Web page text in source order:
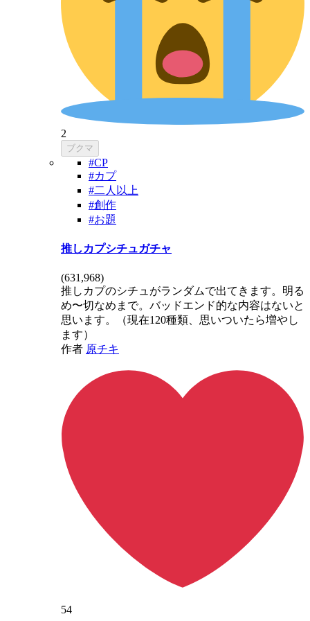
2
ブクマ
#CP
#カプ
#二人以上
#創作
#お題
推しカプシチュガチャ
(631,968)
推しカプのシチュがランダムで出てきます。明る
め〜切なめまで。バッドエンド的な内容はないと
思います。（現在120種類、思いついたら増やし
ます）
作者 原チキ
54